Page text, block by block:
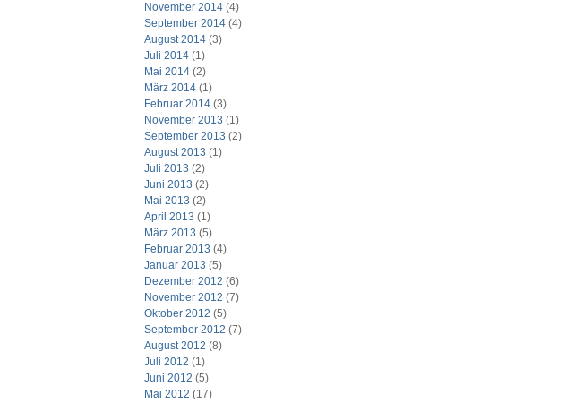
November 2014(4)
September 2014(4)
August 2014(3)
Juli 2014(1)
Mai 2014(2)
März 2014(1)
Februar 2014(3)
November 2013 (1)
September 2013 (2)
August 2013 (1)
Juli 2013 (2)
Juni 2013 (2)
Mai 2013 (2)
April 2013 (1)
März 2013 (5)
Februar 2013 (4)
Januar 2013 (5)
Dezember 2012 (6)
November 2012 (7)
Oktober 2012 (5)
September 2012 (7)
August 2012 (8)
Juli 2012 (1)
Juni 2012 (5)
Mai 2012 (17)